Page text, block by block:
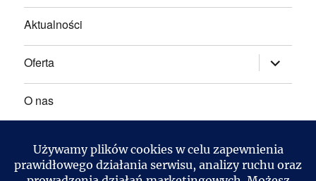
Aktualności
Oferta rozwiń
menu
potomne
O nas
menu
potomne
Kontakt